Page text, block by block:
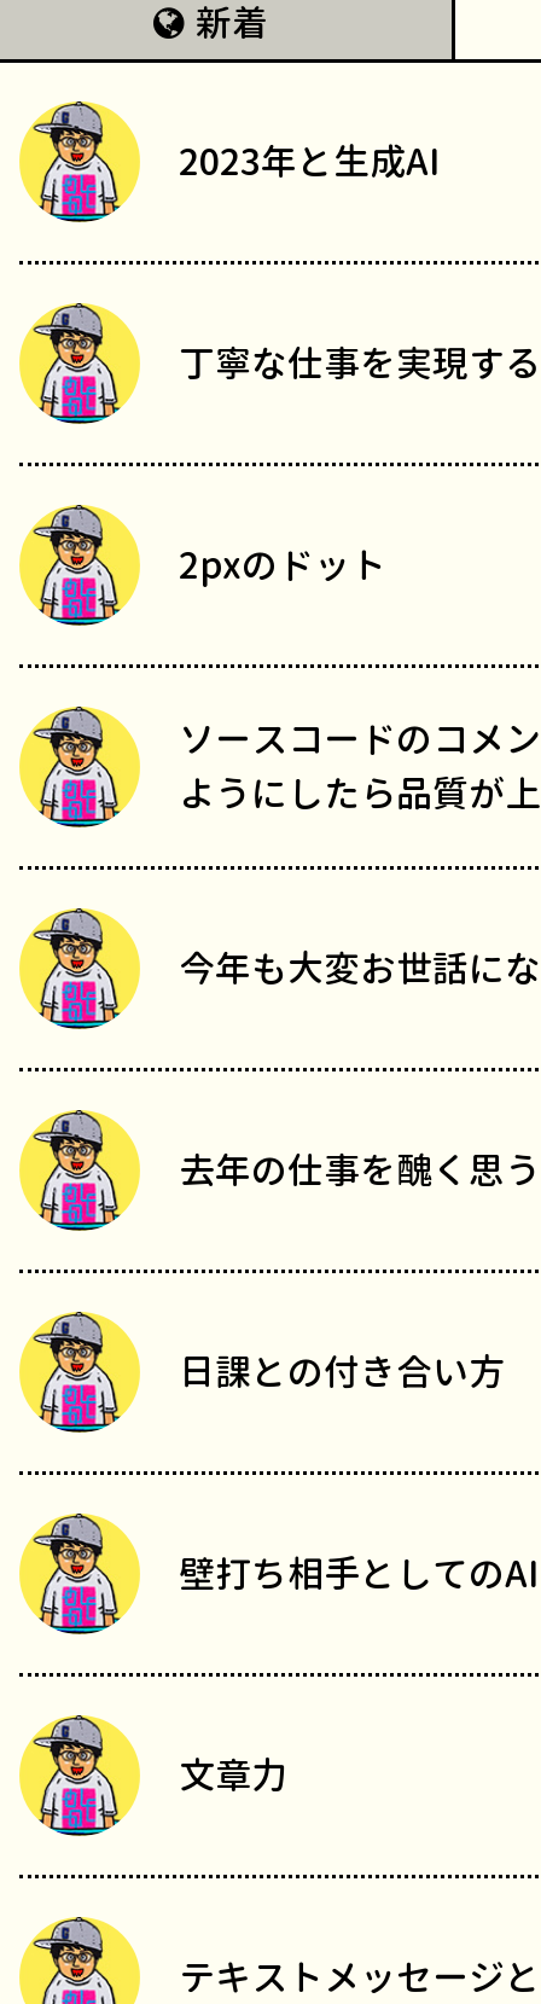
新着
2023年と生成AI
丁寧な仕事を実現す
2pxのドット
ソースコードのコメ
ようにしたら品質が
今年も大変お世話に
去年の仕事を醜く思う
日課との付き合い方
壁打ち相手としてのAI
文章力
テキストメッセージ